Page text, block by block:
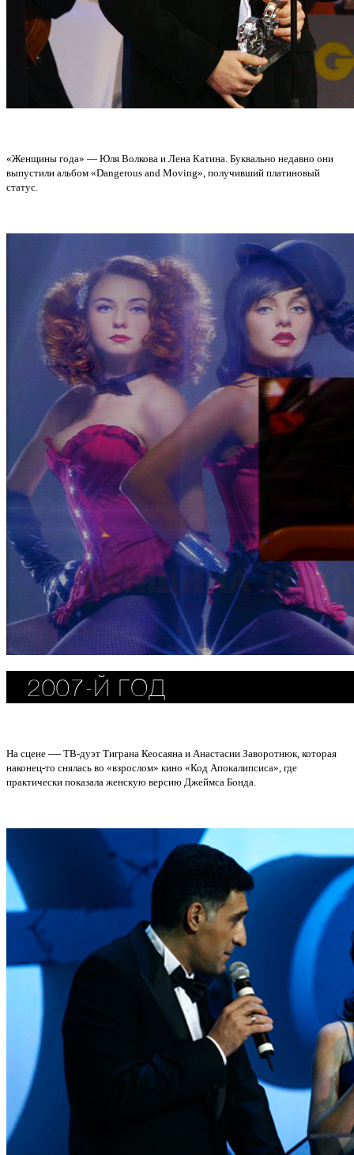
«Женщины года» — Юля Волкова и Лена Катина. Буквально недавно они
выпустили альбом «Dangerous and Moving», получивший платиновый
статус.
На сцене — ТВ-дуэт Тиграна Кеосаяна и Анастасии Заворотнюк, которая
наконец-то снялась во «взрослом» кино «Код Апокалипсиса», где
практически показала женскую версию Джеймса Бонда.